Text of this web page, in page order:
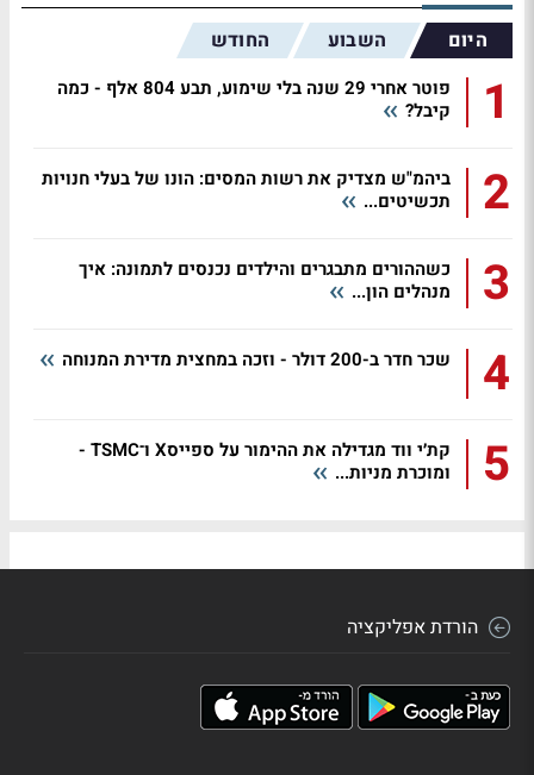
היום השבוע החודש
1
פוטר אחרי 29 שנה בלי שימוע, תבע 804 אלף - כמה
קיבל?
2
ביהמ"ש מצדיק את רשות המסים: הונו של בעלי חנויות
תכשיטים...
3
כשההורים מתבגרים והילדים נכנסים לתמונה: איך
מנהלים הון...
4 שכר חדר ב-200 דולר - וזכה במחצית מדירת המנוחה
5
קת׳י ווד מגדילה את ההימור על ספייסX ו־TSMC -
ומוכרת מניות...
הורדת אפליקציה